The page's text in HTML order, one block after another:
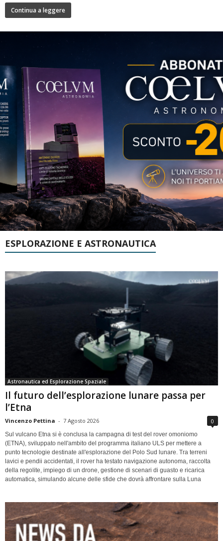
Continua a leggere
ESPLORAZIONE E ASTRONAUTICA
Astronautica ed Esplorazione Spaziale
Il futuro dell’esplorazione lunare passa per
l’Etna
Vincenzo Pettina - 7 Agosto 2026 0
Sul vulcano Etna si è conclusa la campagna di test del rover omoniomo
(ETNA), sviluppato nell'ambito del programma italiano ULS per mettere a
punto tecnologie destinate all'esplorazione del Polo Sud lunare. Tra terreni
lavici e pendii accidentati, il rover ha testato navigazione autonoma, raccolta
della regolite, impiego di un drone, gestione di scenari di guasto e ricarica
automatica, simulando alcune delle sfide che dovrà affrontare sulla Luna